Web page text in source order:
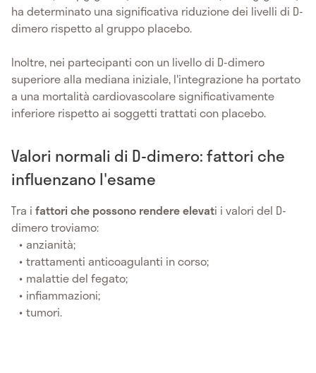
ha determinato una significativa riduzione dei livelli di D-
dimero rispetto al gruppo placebo.
Inoltre, nei partecipanti con un livello di D-dimero
superiore alla mediana iniziale, l'integrazione ha portato
a una mortalità cardiovascolare significativamente
inferiore rispetto ai soggetti trattati con placebo.
Valori normali di D-dimero: fattori che
influenzano l'esame
Tra i fattori che possono rendere elevati i valori del D-
dimero troviamo:
anzianità;
trattamenti anticoagulanti in corso;
malattie del fegato;
infiammazioni;
tumori.